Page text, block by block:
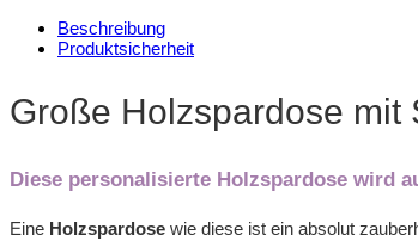
Beschreibung
Produktsicherheit
Große Holzspardose mit
Diese personalisierte Holzspardose wird
Eine Holzspardose wie diese ist ein absolut